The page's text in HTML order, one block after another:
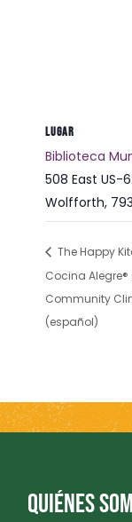
LUGAR
Biblioteca
508 East US-
Wolfforth,
The Happy
Cocina Alegre®
Community
(español)
QUIÉNES